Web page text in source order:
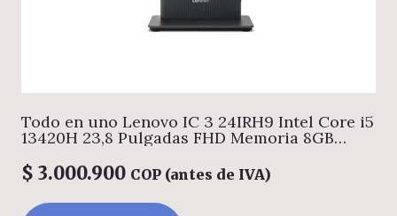
Todo en uno Lenovo IC 3 24IRH9 Intel Core i5
13420H 23,8 Pulgadas FHD Memoria 8GB
$ 3.000.900 COP (antes de IVA)